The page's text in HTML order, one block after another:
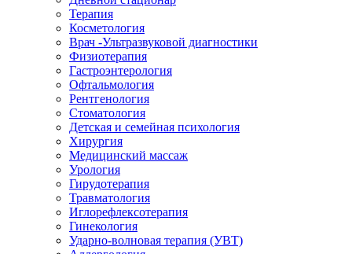
Терапия
Косметология
Врач -Ультразвуковой диагностики
Физиотерапия
Гастроэнтерология
Офтальмология
Рентгенология
Стоматология
Детская и семейная психология
Хирургия
Медицинский массаж
Урология
Гирудотерапия
Травматология
Иглорефлексотерапия
Гинекология
Ударно-волновая терапия (УВТ)